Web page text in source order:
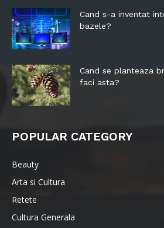
Cand s-a inventat
bazele?
Cand se planteaza
faci asta?
POPULAR CATEGORY
Beauty
Arta si Cultura
Retete
Cultura Generala